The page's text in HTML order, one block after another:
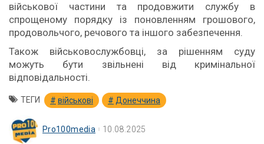
військової частини та продовжити службу в
спрощеному порядку із поновленням грошового,
продовольчого, речового та іншого забезпечення.
Також військовослужбовці, за рішенням суду
можуть бути звільнені від кримінальної
відповідальності.
ТЕГИ військові Донеччина
Pro100media 10.08.2025